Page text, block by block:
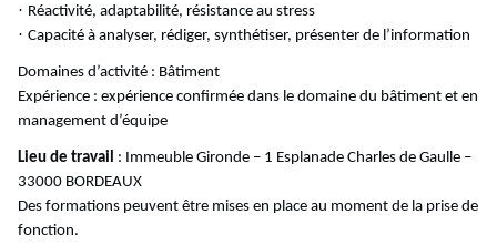
· Réactivité, adaptabilité, résistance au stress
· Capacité à analyser, rédiger, synthétiser, présenter de l’information
Domaines d’activité : Bâtiment
Expérience : expérience confirmée dans le domaine du bâtiment et en
management d’équipe
Lieu de travail : Immeuble Gironde – 1 Esplanade Charles de Gaulle –
33000 BORDEAUX
Des formations peuvent être mises en place au moment de la prise de
fonction.